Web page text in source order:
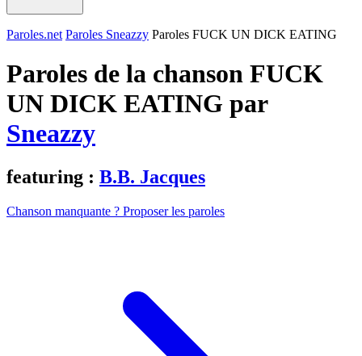
Paroles.net Paroles Sneazzy Paroles FUCK UN DICK EATING
Paroles de la chanson FUCK
UN DICK EATING par
Sneazzy
featuring : B.B. Jacques
Chanson manquante ? Proposer les paroles